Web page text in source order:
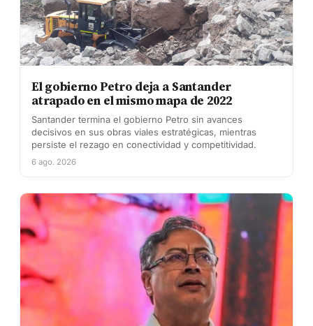
El gobierno Petro deja a Santander
atrapado en el mismo mapa de 2022
Santander termina el gobierno Petro sin avances
decisivos en sus obras viales estratégicas, mientras
persiste el rezago en conectividad y competitividad.
6 ago. 2026